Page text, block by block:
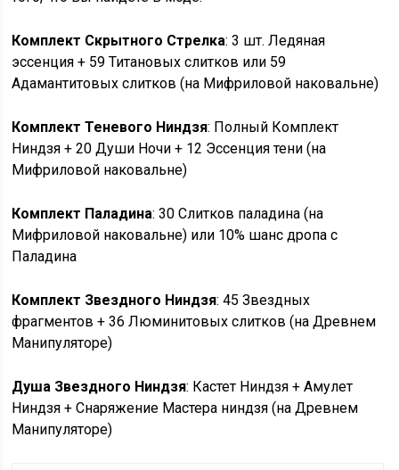
Комплект Скрытного Стрелка: 3 шт. Ледяная
эссенция + 59 Титановых слитков или 59
Адамантитовых слитков (на Мифриловой наковальне)
Комплект Теневого Ниндзя: Полный Комплект
Ниндзя + 20 Души Ночи + 12 Эссенция тени (на
Мифриловой наковальне)
Комплект Паладина: 30 Слитков паладина (на
Мифриловой наковальне) или 10% шанс дропа с
Паладина
Комплект Звездного Ниндзя: 45 Звездных
фрагментов + 36 Люминитовых слитков (на Древнем
Манипуляторе)
Душа Звездного Ниндзя: Кастет Ниндзя + Амулет
Ниндзя + Снаряжение Мастера ниндзя (на Древнем
Манипуляторе)